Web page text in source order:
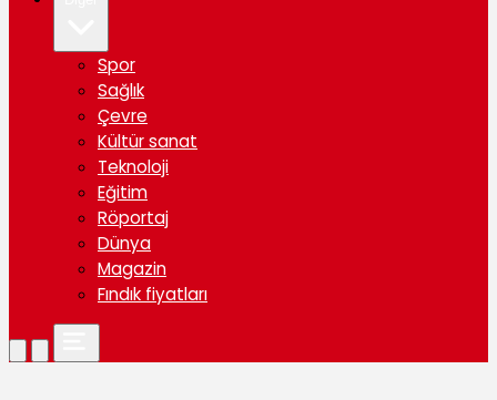
Spor
Sağlık
Çevre
Kültür sanat
Teknoloji
Eğitim
Röportaj
Dünya
Magazin
Fındık fiyatları